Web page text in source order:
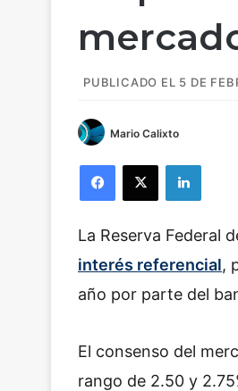
PUBLICADO EL 5 DE
Mario Calixto
La Reserva Federal
interés referencial,
año por parte del
El consenso del
rango de 2.50 y